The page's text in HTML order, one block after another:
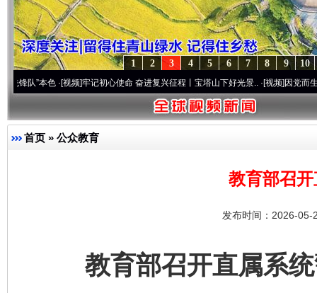
10
9
8
7
6
5
4
3
2
1
·[视频]牢记初心使命 奋进复兴征程丨宝塔山下好光景..·[视频]因党而生 为党而战
首页 » 公众教育
教育部召
发布时间：2026-
教育部召开直属系统